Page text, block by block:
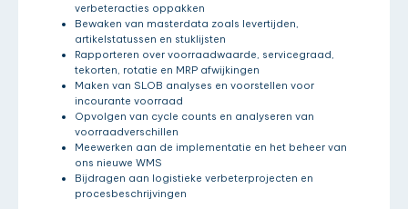
verbeteracties oppakken
Bewaken van masterdata zoals levertijden,
artikelstatussen en stuklijsten
Rapporteren over voorraadwaarde, servicegraad,
tekorten, rotatie en MRP afwijkingen
Maken van SLOB analyses en voorstellen voor
incourante voorraad
Opvolgen van cycle counts en analyseren van
voorraadverschillen
Meewerken aan de implementatie en het beheer van
ons nieuwe WMS
Bijdragen aan logistieke verbeterprojecten en
procesbeschrijvingen